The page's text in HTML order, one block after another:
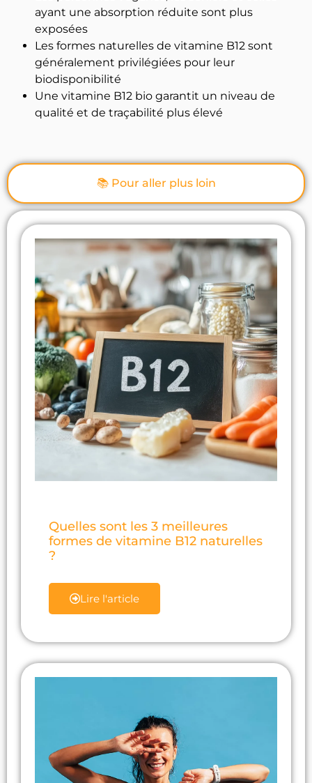
ayant une absorption réduite sont plus
exposées
Les formes naturelles de vitamine B12 sont
généralement privilégiées pour leur
biodisponibilité
Une vitamine B12 bio garantit un niveau de
qualité et de traçabilité plus élevé
📚 Pour aller plus loin
Quelles sont les 3 meilleures
formes de vitamine B12 naturelles
?
Lire l'article